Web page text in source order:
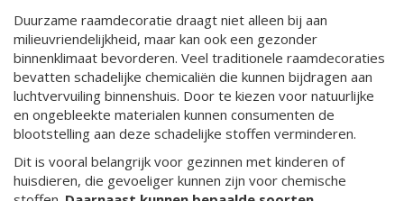
Duurzame raamdecoratie draagt niet alleen bij aan
milieuvriendelijkheid, maar kan ook een gezonder
binnenklimaat bevorderen. Veel traditionele raamdecoraties
bevatten schadelijke chemicaliën die kunnen bijdragen aan
luchtvervuiling binnenshuis. Door te kiezen voor natuurlijke
en ongebleekte materialen kunnen consumenten de
blootstelling aan deze schadelijke stoffen verminderen.
Dit is vooral belangrijk voor gezinnen met kinderen of
huisdieren, die gevoeliger kunnen zijn voor chemische